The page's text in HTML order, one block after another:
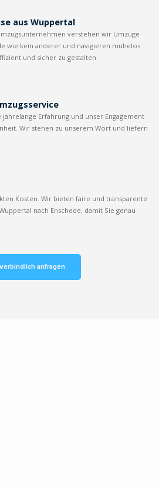
aus Wuppertal
verstehen wir Umzüge
wie kein anderer und navigieren mühelos
und sicher zu gestalten.
jahrelange Erfahrung und unser Engagement
Wir stehen zu unserem Wort und liefern
Kosten. Wir bieten faire und transparente
nach Enschede, damit Sie genau
anfragen